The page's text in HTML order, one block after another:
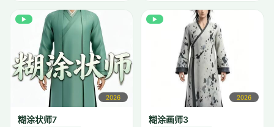
2026
▶
糊涂状师7
2026
▶
糊涂画师3